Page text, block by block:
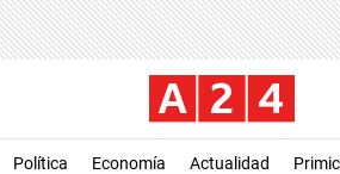
Política Economía Actualidad